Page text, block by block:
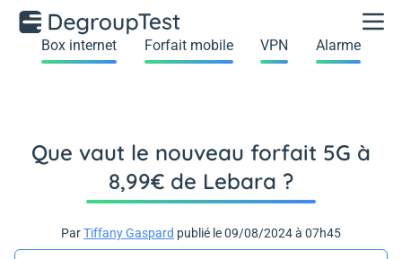
Box internet Forfait mobile VPN Alarme
Que vaut le nouveau forfait 5G à
8,99€ de Lebara ?
ParTiffany Gaspard publié le 09/08/2024 à 07h45